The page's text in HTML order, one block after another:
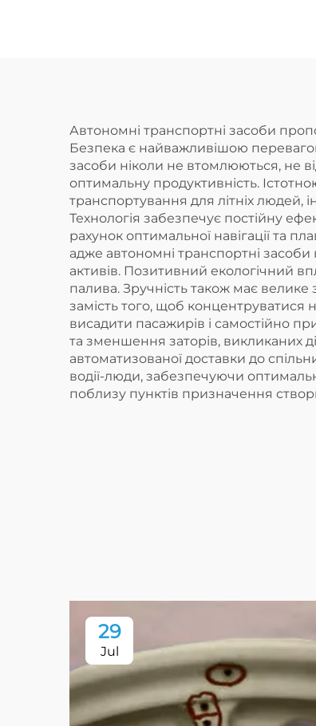
Автономні транспортні засоби
Безпека є найважливішою
засоби ніколи не втомлюються, не
оптимальну продуктивність.
транспортування для літніх людей,
Технологія забезпечує постійну
рахунок оптимальної навігації та
адже автономні транспортні
активів. Позитивний екологічний
палива. Зручність також має
замість того, щоб концентруватися
висадити пасажирів і самостійно
та зменшення заторів, викликаних
автоматизованої доставки до
водії-люди, забезпечуючи
поблизу пунктів призначення
29
Jul